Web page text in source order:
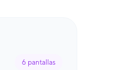
6 pantallas